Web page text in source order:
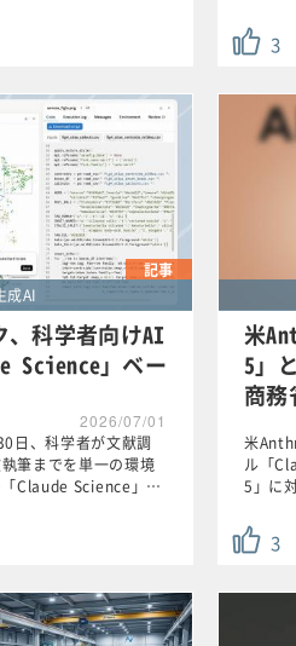
3
記事
成AI
、科学者向けAI
Science」ベー
2026/07/01
日、科学者が文献調
筆までを単一の環境
「Claude Science」…
米
5」
商務
3
米
ル「
5」に